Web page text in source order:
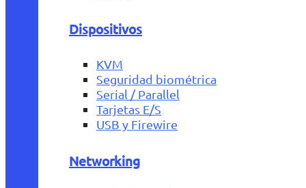
Dispositivos
KVM
Seguridad biométrica
Serial / Parallel
Tarjetas E/S
USB y Firewire
Networking